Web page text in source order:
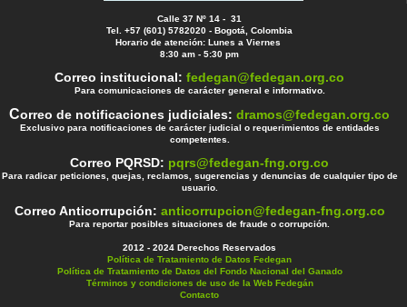
Calle 37 Nº 14 - 31
Tel. +57 (601) 5782020 - Bogotá, Colombia
Horario de atención: Lunes a Viernes
8:30 am - 5:30 pm
Correo institucional:fedegan@fedegan.org.co
Para comunicaciones de carácter general e informativo.
Correo de notificaciones judiciales:dramos@fedegan.org.co
Exclusivo para notificaciones de carácter judicial o requerimientos de entidades
competentes.
Correo PQRSD: pqrs@fedegan-fng.org.co
Para radicar peticiones, quejas, reclamos, sugerencias y denuncias de cualquier tipo de
usuario.
Correo Anticorrupción: anticorrupcion@fedegan-fng.org.co
Para reportar posibles situaciones de fraude o corrupción.
2012 - 2024 Derechos Reservados
Política de Tratamiento de Datos Fedegan
Política de Tratamiento de Datos del Fondo Nacional del Ganado
Términos y condiciones de uso de la Web Fedegán
Contacto